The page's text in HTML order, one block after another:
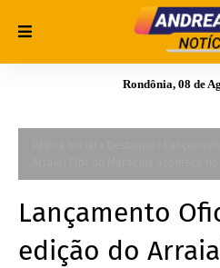
Rondônia, 08 de
Lançamento
edição do